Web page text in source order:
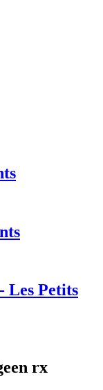
Les Petits
rx